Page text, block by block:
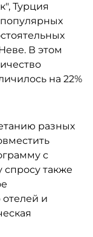
Турция
В этом
на 22%
разных
с
также
и